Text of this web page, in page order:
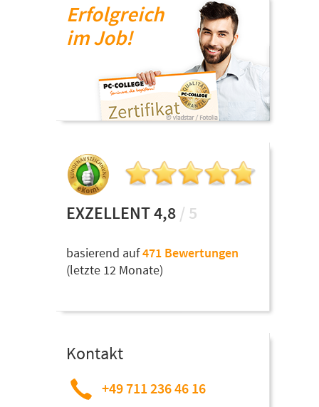
Erfolgreich
im Job!
EXZELLENT 4,8 / 5
basierend auf471 Bewertungen
(letzte 12 Monate)
Kontakt
+49 711 236 46 16